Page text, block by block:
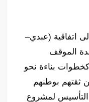
اتفاقية (عبدي–
الموقف
كخطوات بناءة نحو
ثقتهم بوطنهم
لمشروع